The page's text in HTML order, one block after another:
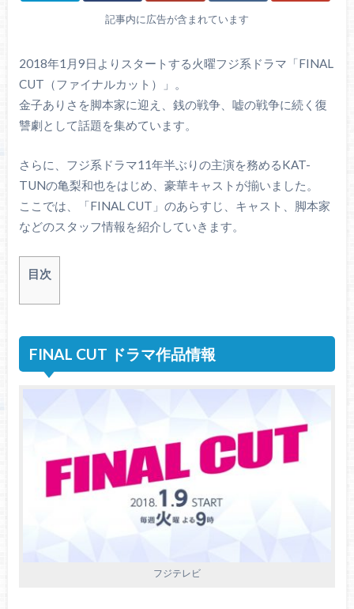
記事内に広告が含まれています
2018年1月9日よりスタートする火曜フジ系ドラマ「FINAL
CUT（ファイナルカット）」。
金子ありさを脚本家に迎え、銭の戦争、嘘の戦争に続く復
讐劇として話題を集めています。
さらに、フジ系ドラマ11年半ぶりの主演を務めるKAT-
TUNの亀梨和也をはじめ、豪華キャストが揃いました。
ここでは、「FINAL CUT」のあらすじ、キャスト、脚本家
などのスタッフ情報を紹介していきます。
目次
FINAL CUT ドラマ作品情報
フジテレビ